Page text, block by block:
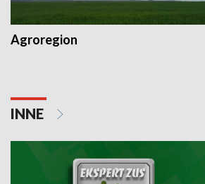
Agroregion
INNE